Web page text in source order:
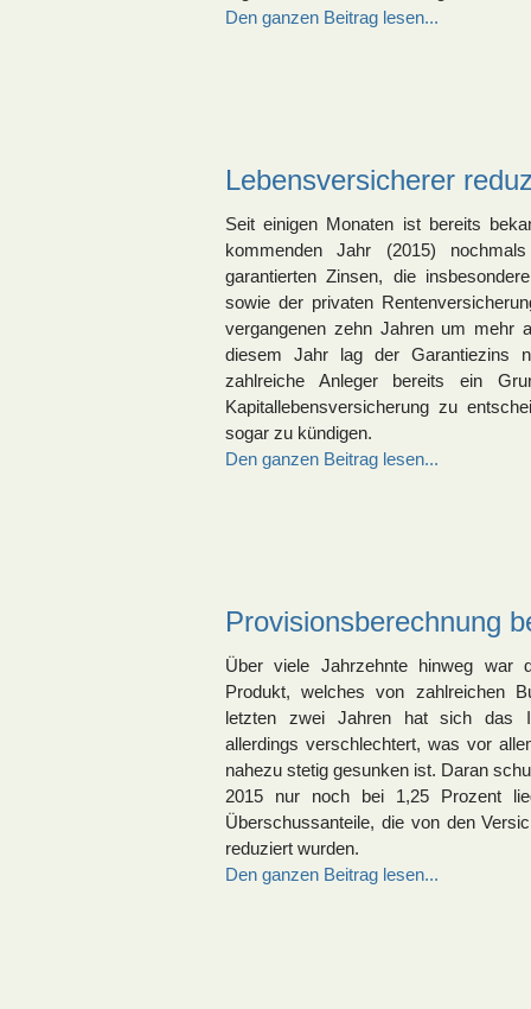
Den ganzen Beitrag lesen...
Lebensversicherer
Seit einigen Monaten ist bereits
kommenden Jahr (2015)
garantierten Zinsen, die
sowie der privaten
vergangenen zehn Jahren um mehr
diesem Jahr lag der Garantiezins
zahlreiche Anleger bereits ein
Kapitallebensversicherung zu
sogar zu kündigen.
Den ganzen Beitrag lesen...
Provisionsberechnung
Über viele Jahrzehnte hinweg war
Produkt, welches von zahlreichen
letzten zwei Jahren hat sich das
allerdings verschlechtert, was vor
nahezu stetig gesunken ist. Daran
2015 nur noch bei 1,25 Prozent
Überschussanteile, die von den
reduziert wurden.
Den ganzen Beitrag lesen...